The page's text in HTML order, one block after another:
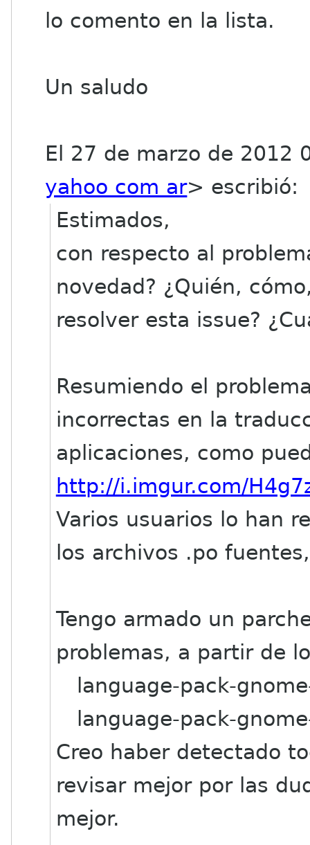
lo comento en la lista.
Un saludo
El 27 de marzo de 2012
yahoo com ar> escribió:
Estimados,
con respecto al
novedad? ¿Quién,
resolver esta issue?
Resumiendo el
incorrectas en la
aplicaciones, como
http://i.imgur.com/
Varios usuarios lo han
los archivos .po
Tengo armado un
problemas, a partir de
language-pack-
language-pack-
Creo haber detectado
revisar mejor por las
mejor.